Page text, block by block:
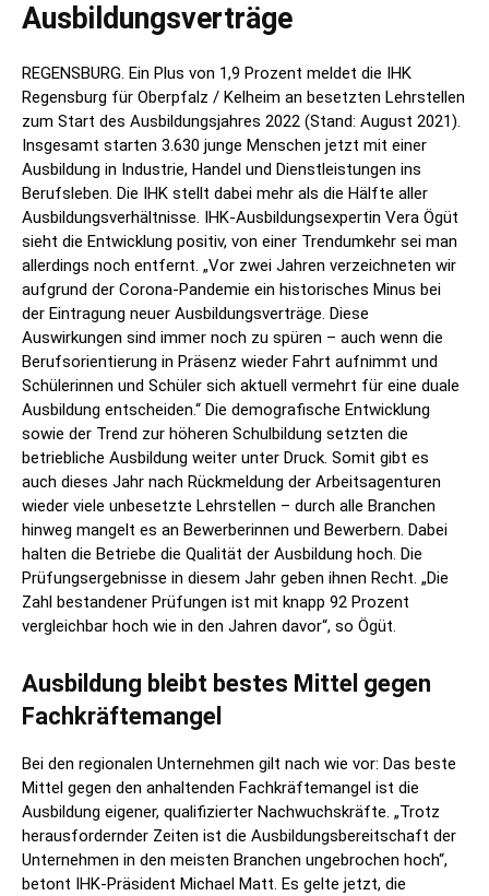
Ausbildungsverträge
REGENSBURG. Ein Plus von 1,9 Prozent meldet die IHK
Regensburg für Oberpfalz / Kelheim an besetzten Lehrstellen
zum Start des Ausbildungsjahres 2022 (Stand: August 2021).
Insgesamt starten 3.630 junge Menschen jetzt mit einer
Ausbildung in Industrie, Handel und Dienstleistungen ins
Berufsleben. Die IHK stellt dabei mehr als die Hälfte aller
Ausbildungsverhältnisse. IHK-Ausbildungsexpertin Vera Ögüt
sieht die Entwicklung positiv, von einer Trendumkehr sei man
allerdings noch entfernt. „Vor zwei Jahren verzeichneten wir
aufgrund der Corona-Pandemie ein historisches Minus bei
der Eintragung neuer Ausbildungsverträge. Diese
Auswirkungen sind immer noch zu spüren – auch wenn die
Berufsorientierung in Präsenz wieder Fahrt aufnimmt und
Schülerinnen und Schüler sich aktuell vermehrt für eine duale
Ausbildung entscheiden.“ Die demografische Entwicklung
sowie der Trend zur höheren Schulbildung setzten die
betriebliche Ausbildung weiter unter Druck. Somit gibt es
auch dieses Jahr nach Rückmeldung der Arbeitsagenturen
wieder viele unbesetzte Lehrstellen – durch alle Branchen
hinweg mangelt es an Bewerberinnen und Bewerbern. Dabei
halten die Betriebe die Qualität der Ausbildung hoch. Die
Prüfungsergebnisse in diesem Jahr geben ihnen Recht. „Die
Zahl bestandener Prüfungen ist mit knapp 92 Prozent
vergleichbar hoch wie in den Jahren davor“, so Ögüt.
Ausbildung bleibt bestes Mittel gegen
Fachkräftemangel
Bei den regionalen Unternehmen gilt nach wie vor: Das beste
Mittel gegen den anhaltenden Fachkräftemangel ist die
Ausbildung eigener, qualifizierter Nachwuchskräfte. „Trotz
herausfordernder Zeiten ist die Ausbildungsbereitschaft der
Unternehmen in den meisten Branchen ungebrochen hoch“,
betont IHK-Präsident Michael Matt. Es gelte jetzt, die